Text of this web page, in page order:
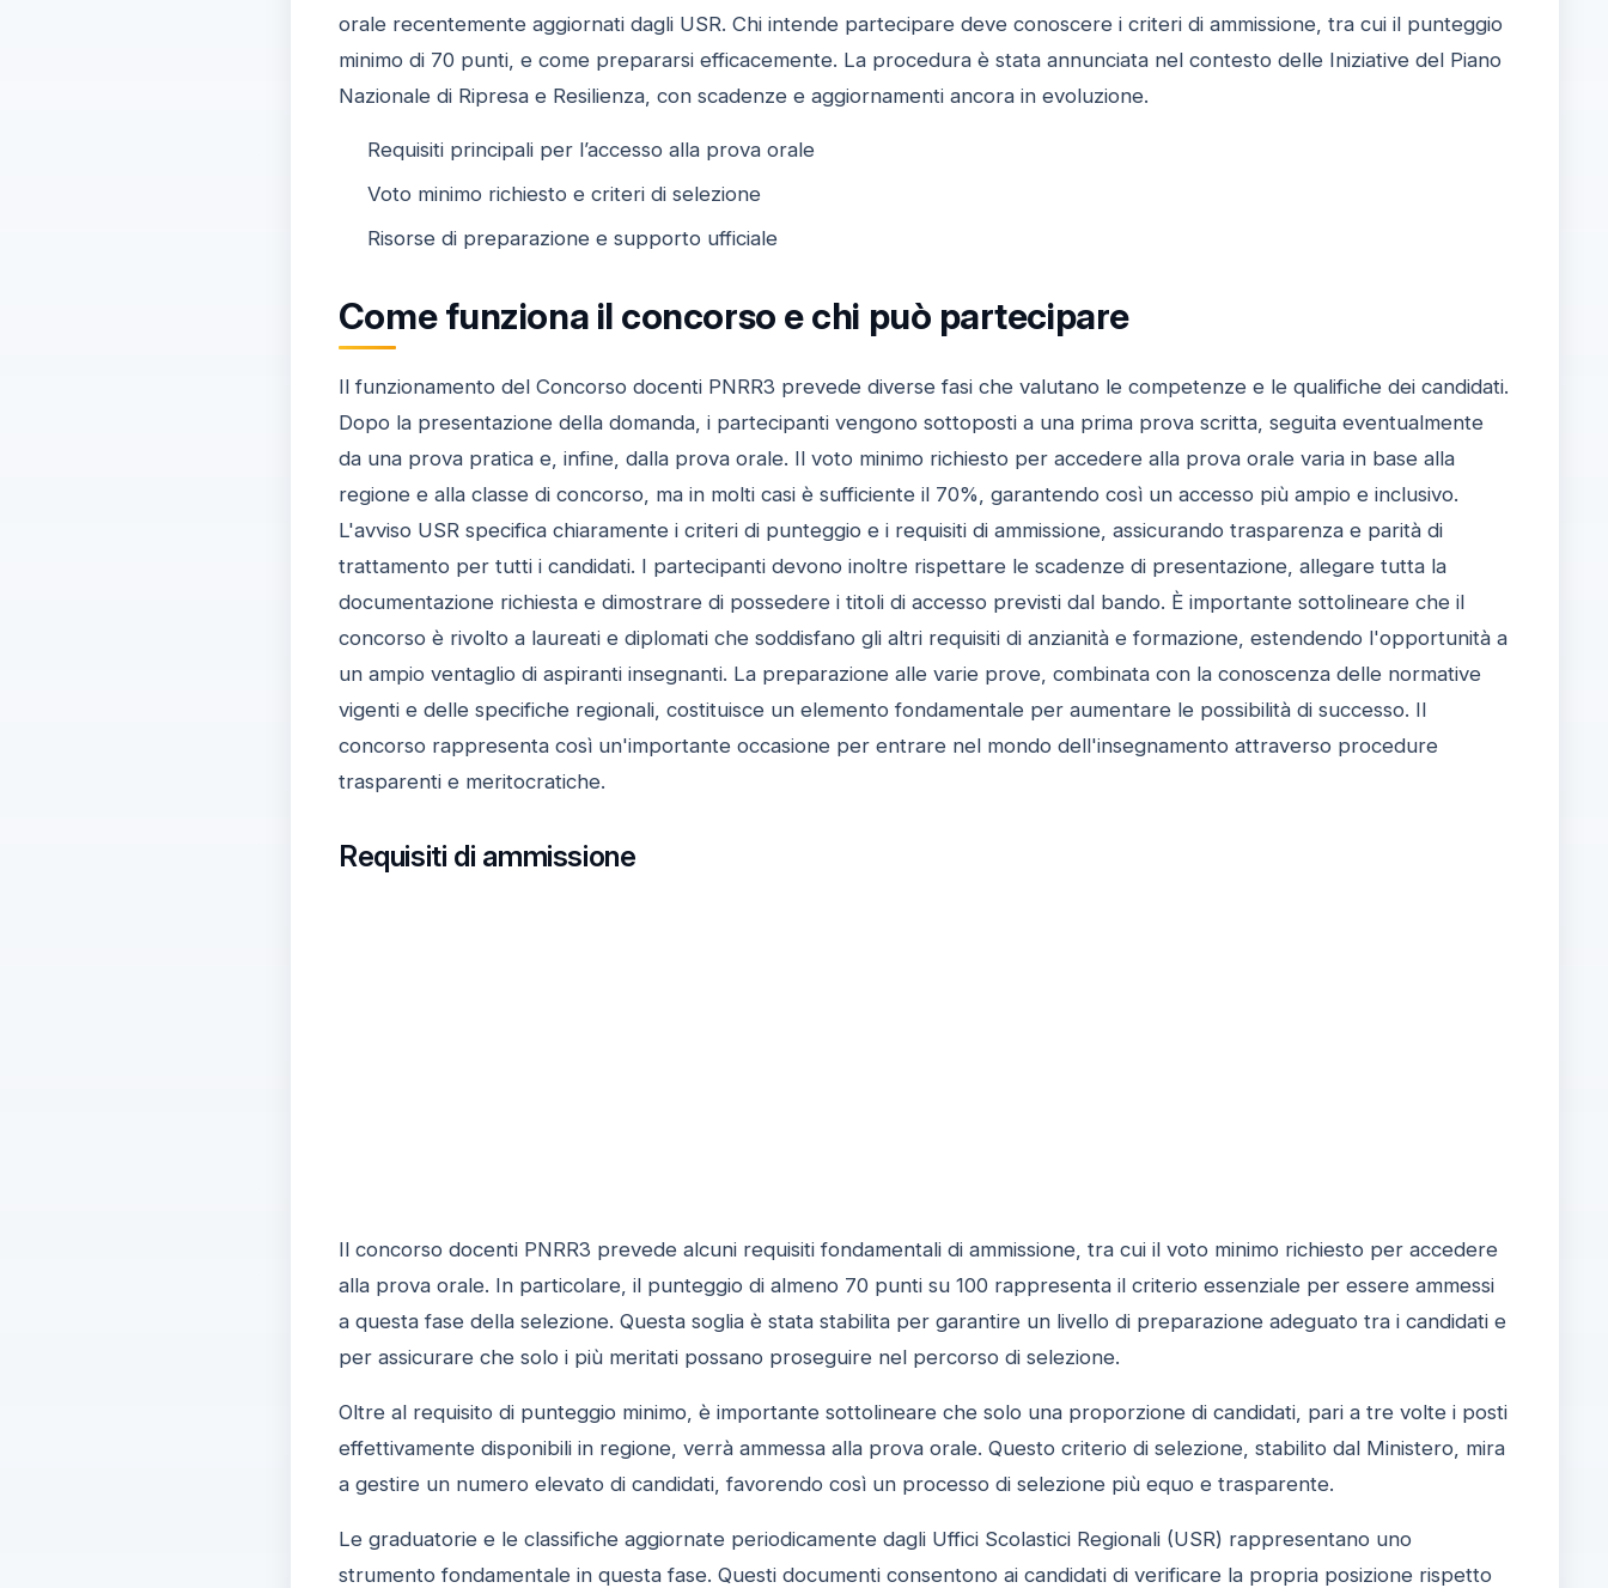
orale recentemente aggiornati dagli USR. Chi intende partecipare deve conoscere i criteri di ammissione, tra cui il punteggio
minimo di 70 punti, e come prepararsi efficacemente. La procedura è stata annunciata nel contesto delle Iniziative del Piano
Nazionale di Ripresa e Resilienza, con scadenze e aggiornamenti ancora in evoluzione.
Requisiti principali per l’accesso alla prova orale
Voto minimo richiesto e criteri di selezione
Risorse di preparazione e supporto ufficiale
Come funziona il concorso e chi può partecipare
Il funzionamento del Concorso docenti PNRR3 prevede diverse fasi che valutano le competenze e le qualifiche dei candidati.
Dopo la presentazione della domanda, i partecipanti vengono sottoposti a una prima prova scritta, seguita eventualmente
da una prova pratica e, infine, dalla prova orale. Il voto minimo richiesto per accedere alla prova orale varia in base alla
regione e alla classe di concorso, ma in molti casi è sufficiente il 70%, garantendo così un accesso più ampio e inclusivo.
L'avviso USR specifica chiaramente i criteri di punteggio e i requisiti di ammissione, assicurando trasparenza e parità di
trattamento per tutti i candidati. I partecipanti devono inoltre rispettare le scadenze di presentazione, allegare tutta la
documentazione richiesta e dimostrare di possedere i titoli di accesso previsti dal bando. È importante sottolineare che il
concorso è rivolto a laureati e diplomati che soddisfano gli altri requisiti di anzianità e formazione, estendendo l'opportunità a
un ampio ventaglio di aspiranti insegnanti. La preparazione alle varie prove, combinata con la conoscenza delle normative
vigenti e delle specifiche regionali, costituisce un elemento fondamentale per aumentare le possibilità di successo. Il
concorso rappresenta così un'importante occasione per entrare nel mondo dell'insegnamento attraverso procedure
trasparenti e meritocratiche.
Requisiti di ammissione
Il concorso docenti PNRR3 prevede alcuni requisiti fondamentali di ammissione, tra cui il voto minimo richiesto per accedere
alla prova orale. In particolare, il punteggio di almeno 70 punti su 100 rappresenta il criterio essenziale per essere ammessi
a questa fase della selezione. Questa soglia è stata stabilita per garantire un livello di preparazione adeguato tra i candidati e
per assicurare che solo i più meritati possano proseguire nel percorso di selezione.
Oltre al requisito di punteggio minimo, è importante sottolineare che solo una proporzione di candidati, pari a tre volte i posti
effettivamente disponibili in regione, verrà ammessa alla prova orale. Questo criterio di selezione, stabilito dal Ministero, mira
a gestire un numero elevato di candidati, favorendo così un processo di selezione più equo e trasparente.
Le graduatorie e le classifiche aggiornate periodicamente dagli Uffici Scolastici Regionali (USR) rappresentano uno
strumento fondamentale in questa fase. Questi documenti consentono ai candidati di verificare la propria posizione rispetto